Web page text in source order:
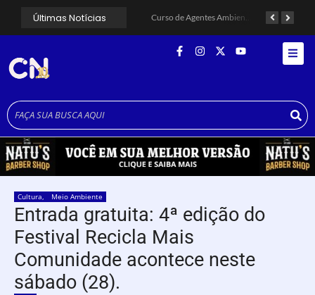
Últimas Notícias Curso de Agentes Ambientais abre inscrições para formar multiplicadores de boas práticas em Cubatão
Cultura, Meio Ambiente
Entrada gratuita: 4ª edição do
Festival Recicla Mais
Comunidade acontece neste
sábado (28).